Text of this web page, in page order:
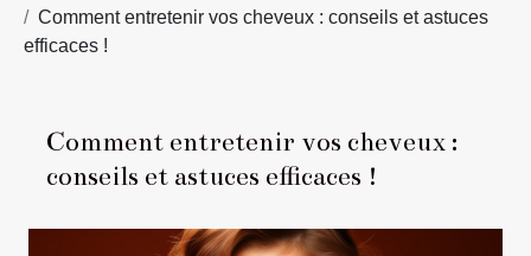
Comment entretenir vos cheveux : conseils et astuces
efficaces !
Comment entretenir vos cheveux :
conseils et astuces efficaces !